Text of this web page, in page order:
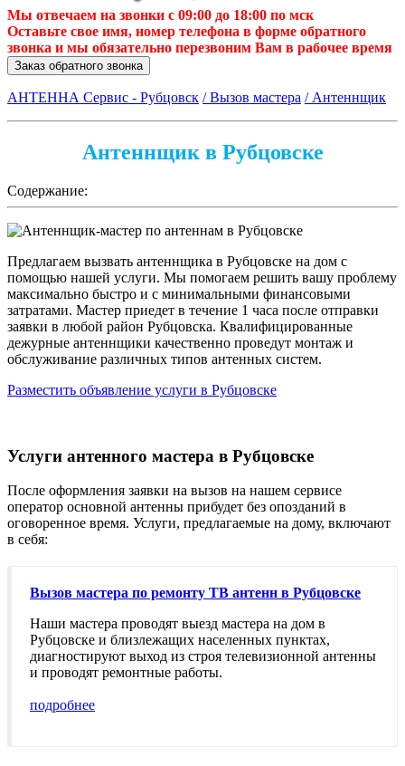
Мы отвечаем на звонки с 09:00 до 18:00 по мск
Оставьте свое имя, номер телефона в форме обратного
звонка и мы обязательно перезвоним Вам в рабочее время
Заказ обратного звонка
АНТЕННА Сервис - Рубцовск / Вызов мастера / Антеннщик
Антеннщик в Рубцовске
Содержание:
Предлагаем вызвать антеннщика в Рубцовске на дом с
помощью нашей услуги. Мы помогаем решить вашу проблему
максимально быстро и с минимальными финансовыми
затратами. Мастер приедет в течение 1 часа после отправки
заявки в любой район Рубцовска. Квалифицированные
дежурные антеннщики качественно проведут монтаж и
обслуживание различных типов антенных систем.
Разместить объявление услуги в Рубцовске
Услуги антенного мастера в Рубцовске
После оформления заявки на вызов на нашем сервисе
оператор основной антенны прибудет без опозданий в
оговоренное время. Услуги, предлагаемые на дому, включают
в себя:
Вызов мастера по ремонту ТВ антенн в Рубцовске
Наши мастера проводят выезд мастера на дом в
Рубцовске и близлежащих населенных пунктах,
диагностируют выход из строя телевизионной антенны
и проводят ремонтные работы.
подробнее